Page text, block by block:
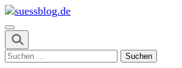
Skip
to
content
(Press
Enter)
suessblog.de
Suchen